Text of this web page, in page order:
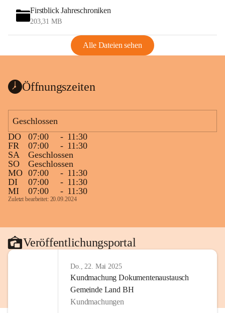
Firstblick Jahreschroniken
203,31 MB
Alle Dateien sehen
Öffnungszeiten
Geschlossen
DO
07:00 - 11:30
FR
07:00 - 11:30
SA
Geschlossen
SO
Geschlossen
MO 07:00 - 11:30
DI
07:00 - 11:30
MI
07:00 - 11:30
Zuletzt bearbeitet: 20.09.2024
Veröffentlichungsportal
Do., 22. Mai 2025
Kundmachung Dokumentenaustausch
Gemeinde Land BH
Kundmachungen